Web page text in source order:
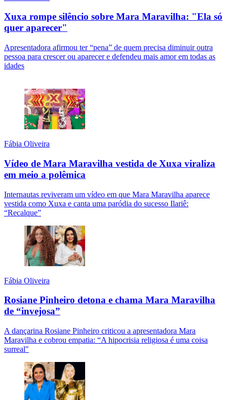
Xuxa rompe silêncio sobre Mara Maravilha: "Ela só
quer aparecer"
Apresentadora afirmou ter “pena” de quem precisa diminuir outra
pessoa para crescer ou aparecer e defendeu mais amor em todas as
idades
Fábia Oliveira
Vídeo de Mara Maravilha vestida de Xuxa viraliza
em meio a polêmica
Internautas reviveram um vídeo em que Mara Maravilha aparece
vestida como Xuxa e canta uma paródia do sucesso Ilariê:
“Recalque”
Fábia Oliveira
Rosiane Pinheiro detona e chama Mara Maravilha
de “invejosa”
A dançarina Rosiane Pinheiro criticou a apresentadora Mara
Maravilha e cobrou empatia: “A hipocrisia religiosa é uma coisa
surreal"